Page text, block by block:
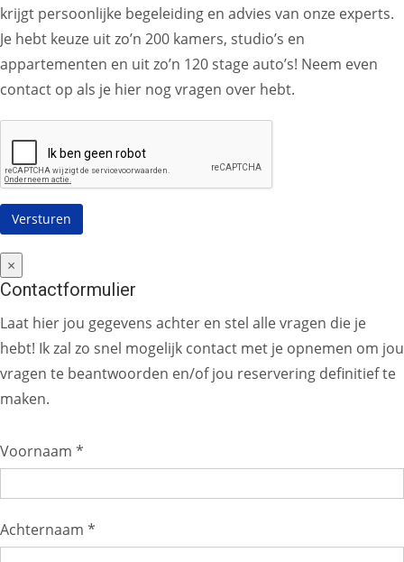
krijgt persoonlijke begeleiding en advies van onze experts.
Je hebt keuze uit zo’n 200 kamers, studio’s en
appartementen en uit zo’n 120 stage auto’s! Neem even
contact op als je hier nog vragen over hebt.
×
Contactformulier
Laat hier jou gegevens achter en stel alle vragen die je
hebt! Ik zal zo snel mogelijk contact met je opnemen om jou
vragen te beantwoorden en/of jou reservering definitief te
maken.
Voornaam *
Achternaam *